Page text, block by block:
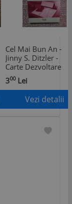
Cel Mai Bun An -
Jinny S. Ditzler -
Carte Dezvoltare
Personala
300Lei
Vezi detalii